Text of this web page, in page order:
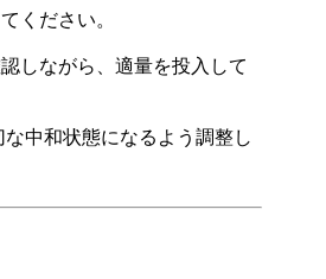
ください。
しながら、適量を投入して
な中和状態になるよう調整し